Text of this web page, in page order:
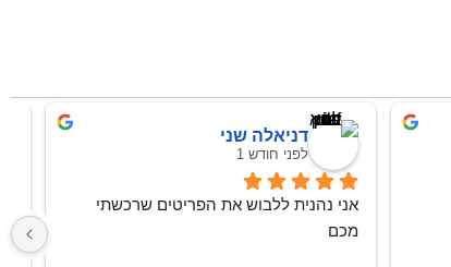
דניאלה שני
לפני חודש 1
מכם